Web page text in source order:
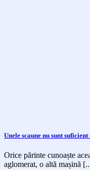
Unele scaune nu sunt
Orice părinte cunoaște
aglomerat, o altă mașină